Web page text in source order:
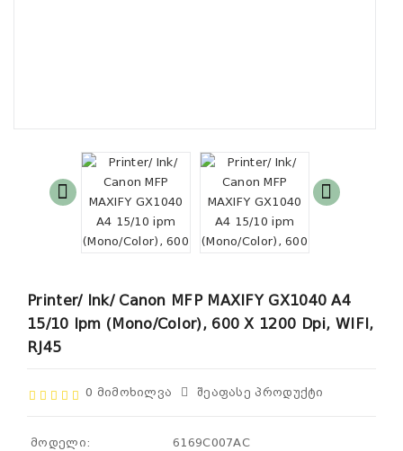
Printer/ Ink/ Canon MFP MAXIFY GX1040 A4
15/10 Ipm (Mono/Color), 600 X 1200 Dpi, WIFI,
RJ45
0 Მიმოხილვა Შეაფასე Პროდუქტი
მოდელი:
6169C007AC